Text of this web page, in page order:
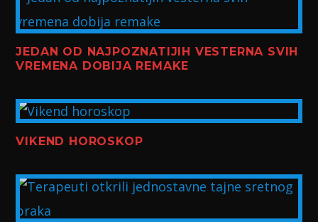
JEDAN OD NAJPOZNATIJIH VESTERNA SVIH
VREMENA DOBIJA REMAKE
VIKEND HOROSKOP